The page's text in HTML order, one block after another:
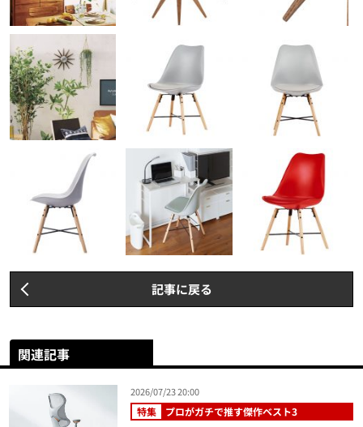
記事に戻る
関連記事
2026/07/23 20:00
特集 プロがガチで推す傑作ベスト3